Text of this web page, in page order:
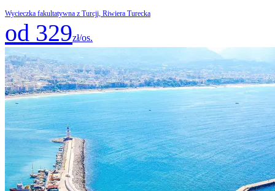
Wycieczka fakultatywna z Turcji, Riwiera Turecka
od 329zł/os.